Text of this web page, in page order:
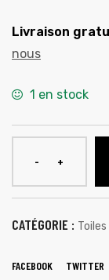
Livraison
nous
1 en stock
CATÉGORIE :
FACEBOOK TWITTER